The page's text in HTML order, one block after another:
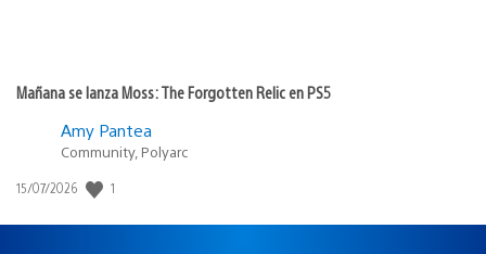
Mañana se lanza Moss: The Forgotten Relic en PS5
Amy Pantea
Community, Polyarc
Fecha
publicación:
15/07/2026 1